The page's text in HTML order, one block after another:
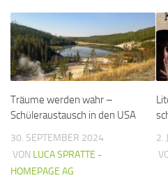
Träume werden wahr –
Schüleraustausch in den USA
30. SEPTEMBER 2024
VON LUCA SPRATTE -
HOMEPAGE AG
2.